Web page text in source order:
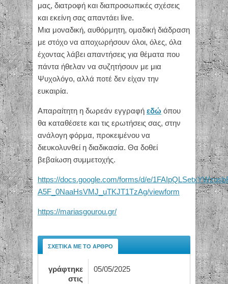
μας, διατροφή και διαπροσωπικές σχέσεις
και εκείνη σας απαντάει live.
Μια μοναδική, αυθόρμητη, ομαδική διάδραση
με στόχο να αποχωρήσουν όλοι, όλες, όλα
έχοντας λάβει απαντήσεις για θέματα που
πάντα ήθελαν να συζητήσουν με μια
Ψυχολόγο, αλλά ποτέ δεν είχαν την
ευκαιρία.
Απαραίτητη η δωρεάν εγγραφή εδώ όπου
θα καταθέσετε και τις ερωτήσεις σας, στην
ανάλογη φόρμα, προκειμένου να
διευκολυνθεί η διαδικασία. Θα δοθεί
βεβαίωση συμμετοχής.
https://docs.google.com/forms/d/e/
A5F_0NaaHsVMJ_uTKJT1TzAg/viewform
https://mariasgourou.gr/
ΣΧΕΤΙΚΆ ΜΕ ΤΟ ΆΡΘΡΟ
γράφτηκε
στις
05/05/2025